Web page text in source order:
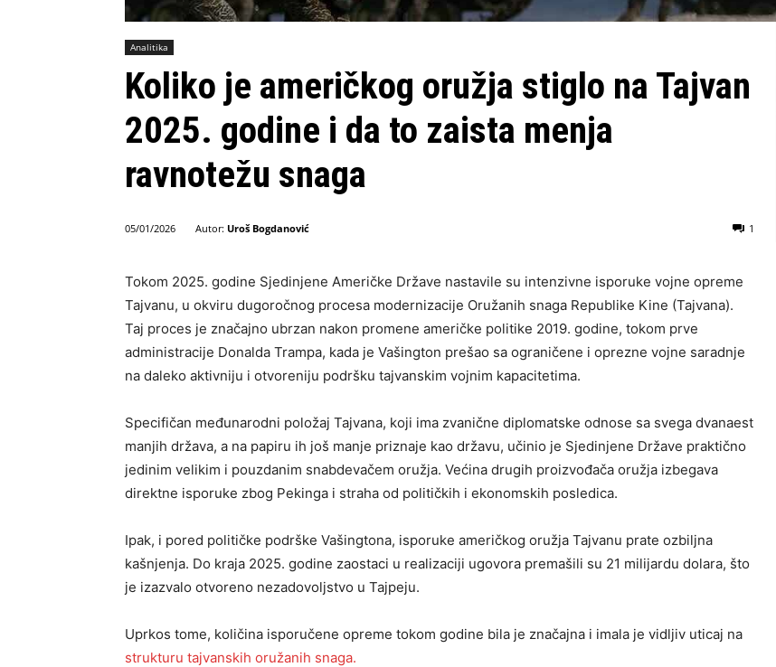
Analitika
Koliko je američkog oružja stiglo na Tajvan
2025. godine i da to zaista menja
ravnotežu snaga
05/01/2026 Autor: Uroš Bogdanović 1
Tokom 2025. godine Sjedinjene Američke Države nastavile su intenzivne isporuke vojne opreme
Tajvanu, u okviru dugoročnog procesa modernizacije Oružanih snaga Republike Kine (Tajvana).
Taj proces je značajno ubrzan nakon promene američke politike 2019. godine, tokom prve
administracije Donalda Trampa, kada je Vašington prešao sa ograničene i oprezne vojne saradnje
na daleko aktivniju i otvoreniju podršku tajvanskim vojnim kapacitetima.
Specifičan međunarodni položaj Tajvana, koji ima zvanične diplomatske odnose sa svega dvanaest
manjih država, a na papiru ih još manje priznaje kao državu, učinio je Sjedinjene Države praktično
jedinim velikim i pouzdanim snabdevačem oružja. Većina drugih proizvođača oružja izbegava
direktne isporuke zbog Pekinga i straha od političkih i ekonomskih posledica.
Ipak, i pored političke podrške Vašingtona, isporuke američkog oružja Tajvanu prate ozbiljna
kašnjenja. Do kraja 2025. godine zaostaci u realizaciji ugovora premašili su 21 milijardu dolara, što
je izazvalo otvoreno nezadovoljstvo u Tajpeju.
Uprkos tome, količina isporučene opreme tokom godine bila je značajna i imala je vidljiv uticaj na
strukturu tajvanskih oružanih snaga.